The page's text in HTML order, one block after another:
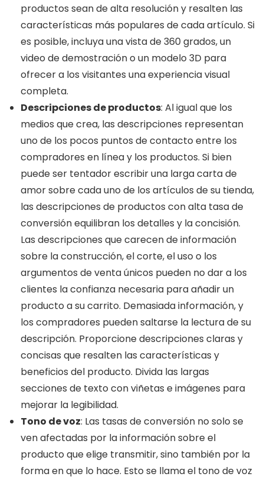
productos sean de alta resolución y resalten las
características más populares de cada artículo. Si
es posible, incluya una vista de 360 grados, un
video de demostración o un modelo 3D para
ofrecer a los visitantes una experiencia visual
completa.
Descripciones de productos: Al igual que los
medios que crea, las descripciones representan
uno de los pocos puntos de contacto entre los
compradores en línea y los productos. Si bien
puede ser tentador escribir una larga carta de
amor sobre cada uno de los artículos de su tienda,
las descripciones de productos con alta tasa de
conversión equilibran los detalles y la concisión.
Las descripciones que carecen de información
sobre la construcción, el corte, el uso o los
argumentos de venta únicos pueden no dar a los
clientes la confianza necesaria para añadir un
producto a su carrito. Demasiada información, y
los compradores pueden saltarse la lectura de su
descripción. Proporcione descripciones claras y
concisas que resalten las características y
beneficios del producto. Divida las largas
secciones de texto con viñetas e imágenes para
mejorar la legibilidad.
Tono de voz: Las tasas de conversión no solo se
ven afectadas por la información sobre el
producto que elige transmitir, sino también por la
forma en que lo hace. Esto se llama el tono de voz